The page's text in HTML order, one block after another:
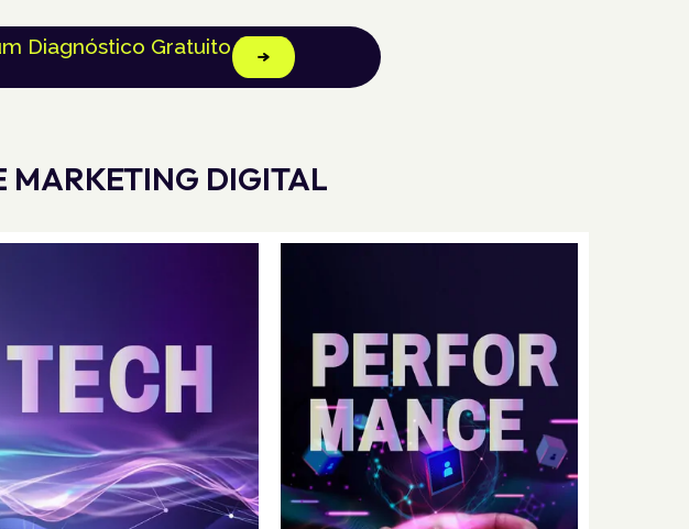
Diagnóstico Gratuito
MARKETING DIGITAL